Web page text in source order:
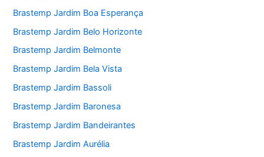
Brastemp Jardim Boa Esperança
Brastemp Jardim Belo Horizonte
Brastemp Jardim Belmonte
Brastemp Jardim Bela Vista
Brastemp Jardim Bassoli
Brastemp Jardim Baronesa
Brastemp Jardim Bandeirantes
Brastemp Jardim Aurélia